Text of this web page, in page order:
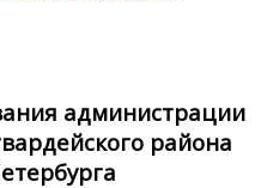
администрации
района